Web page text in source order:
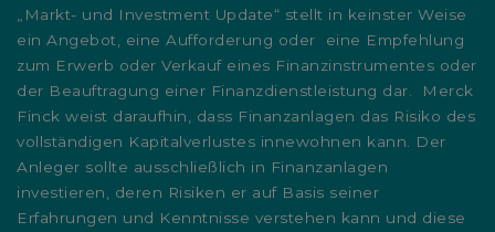
„Markt- und Investment Update“ stellt in keinster Weise
ein Angebot, eine Aufforderung oder eine Empfehlung
zum Erwerb oder Verkauf eines Finanzinstrumentes oder
der Beauftragung einer Finanzdienstleistung dar. Merck
Finck weist daraufhin, dass Finanzanlagen das Risiko des
vollständigen Kapitalverlustes innewohnen kann. Der
Anleger sollte ausschließlich in Finanzanlagen
investieren, deren Risiken er auf Basis seiner
Erfahrungen und Kenntnisse verstehen kann und diese